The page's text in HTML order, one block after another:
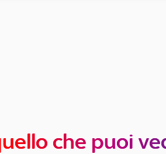
che puoi